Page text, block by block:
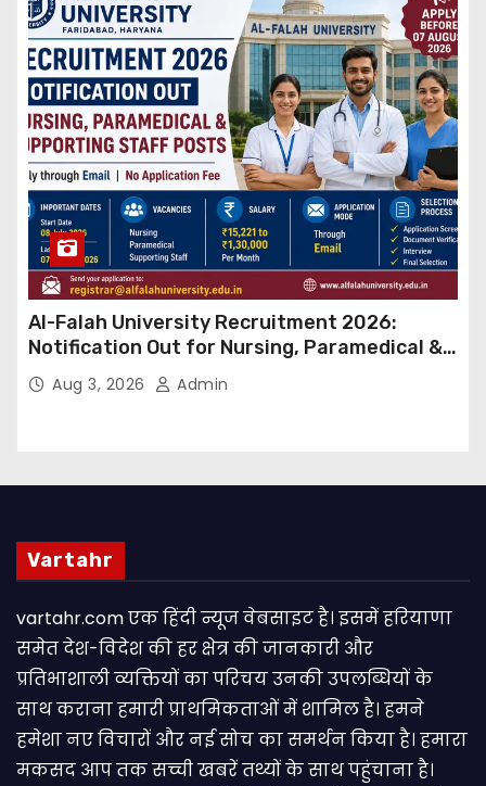
Al-Falah University Recruitment 2026:
Notification Out for Nursing, Paramedical &
Supporting Staff Posts, Apply Through Email
Aug 3, 2026 Admin
Vartahr
vartahr.com एक हिंदी न्यूज वेबसाइट है। इसमें हरियाणा
समेत देश-विदेश की हर क्षेत्र की जानकारी और
प्रतिभाशाली व्यक्तियों का परिचय उनकी उपलब्धियों के
साथ कराना हमारी प्राथमिकताओं में शामिल है। हमने
हमेशा नए विचारों और नई सोच का समर्थन किया है। हमारा
मकसद आप तक सच्ची खबरें तथ्यों के साथ पहुंचाना है।